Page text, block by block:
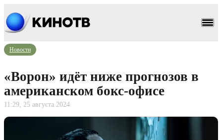
Новости
«Ворон» идёт ниже прогнозов в
американском бокс-офисе
11:29, 25 августа 2024